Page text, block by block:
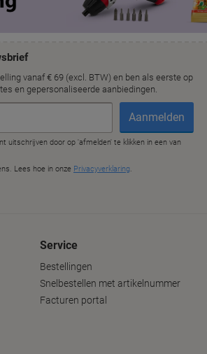
Service
Bestellingen
Snelbestellen met artikelnummer
Facturen portal